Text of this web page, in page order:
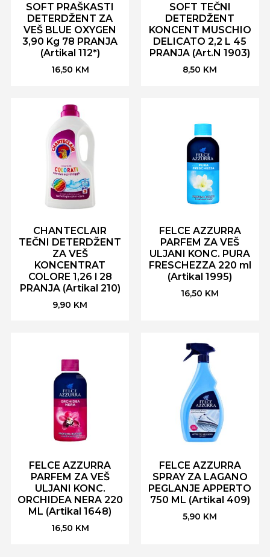
SOFT PRAŠKASTI
DETERDŽENT ZA
VEŠ BLUE OXYGEN
3,90 Kg 78 PRANJA
(Artikal 112*)
16,50 KM
SOFT TEČNI
DETERDŽENT
KONCENT MUSCHIO
DELICATO 2,2 L 45
PRANJA (Art.N 1903)
8,50 KM
CHANTECLAIR
TEČNI DETERDŽENT
ZA VEŠ
KONCENTRAT
COLORE 1,26 l 28
PRANJA (Artikal 210)
9,90 KM
FELCE AZZURRA
PARFEM ZA VEŠ
ULJANI KONC. PURA
FRESCHEZZA 220 ml
(Artikal 1995)
16,50 KM
FELCE AZZURRA
PARFEM ZA VEŠ
ULJANI KONC.
ORCHIDEA NERA 220
ML (Artikal 1648)
16,50 KM
FELCE AZZURRA
SPRAY ZA LAGANO
PEGLANJE APPERTO
750 ML (Artikal 409)
5,90 KM